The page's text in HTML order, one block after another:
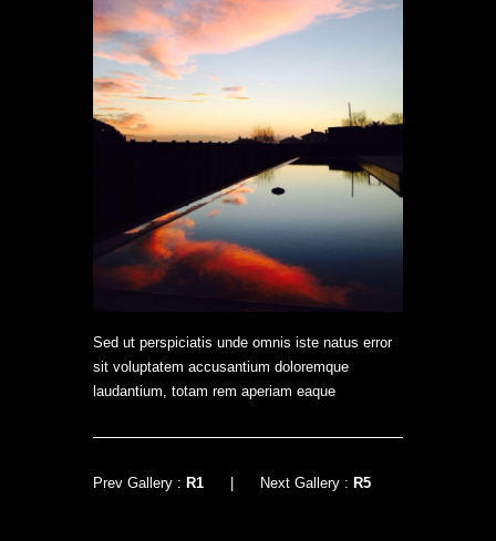
Sed ut perspiciatis unde omnis iste natus error
sit voluptatem accusantium doloremque
laudantium, totam rem aperiam eaque
Prev Gallery : R1 Next Gallery : R5